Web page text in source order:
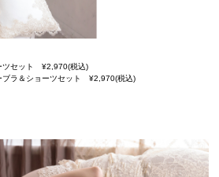
ツセット ¥2,970(税込)
ラ＆ショーツセット ¥2,970(税込)